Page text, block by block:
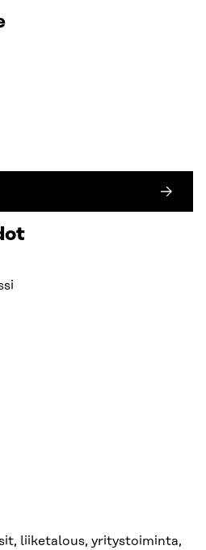
liiketalous, yritystoiminta,